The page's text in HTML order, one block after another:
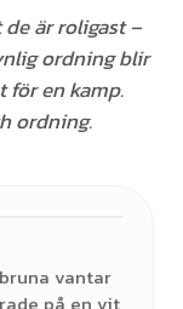
är roligast –
ordning blir
för en kamp.
ordning.
vantar